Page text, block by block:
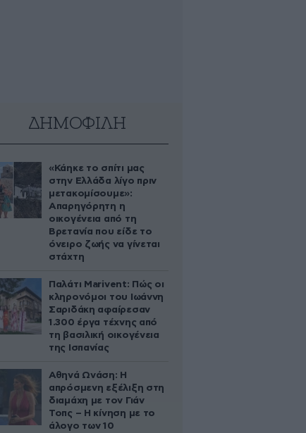
ΔΗΜΟΦΙΛΗ
«Κάηκε το σπίτι μας
στην Ελλάδα λίγο πριν
μετακομίσουμε»:
Απαρηγόρητη η
οικογένεια από τη
Βρετανία που είδε το
όνειρο ζωής να γίνεται
στάχτη
Παλάτι Marivent: Πώς οι
κληρονόμοι του Ιωάννη
Σαριδάκη αφαίρεσαν
1.300 έργα τέχνης από
τη βασιλική οικογένεια
της Ισπανίας
Αθηνά Ωνάση: Η
απρόσμενη εξέλιξη στη
διαμάχη με τον Γιάν
Τοπς – Η κίνηση με το
άλογο των 10